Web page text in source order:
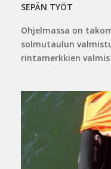
SEPÄN TYÖT
Ohjelmassa on
solmutaulun
rintamerkkien